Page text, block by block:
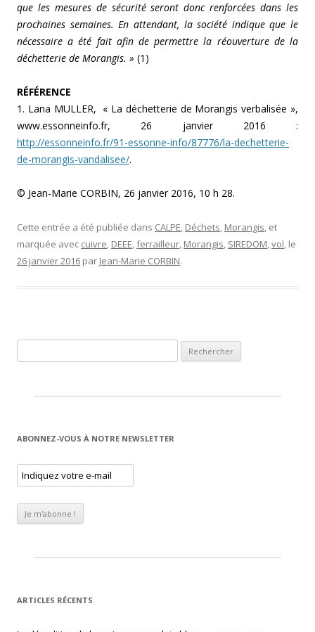
que les mesures de sécurité seront donc renforcées dans les
prochaines semaines. En attendant, la société indique que le
nécessaire a été fait afin de permettre la réouverture de la
déchetterie de Morangis. » (1)
RÉFÉRENCE
1. Lana MULLER, « La déchetterie de Morangis verbalisée »,
www.essonneinfo.fr, 26 janvier 2016 :
http://essonneinfo.fr/91-essonne-info/87776/la-dechetterie-
de-morangis-vandalisee/.
© Jean-Marie CORBIN, 26 janvier 2016, 10 h 28.
Cette entrée a été publiée dans CALPE, Déchets, Morangis, et
marquée avec cuivre, DEEE,ferrailleur, Morangis, SIREDOM,vol, le
26 janvier 2016 par Jean-Marie CORBIN.
ABONNEZ-VOUS À NOTRE NEWSLETTER
ARTICLES RÉCENTS